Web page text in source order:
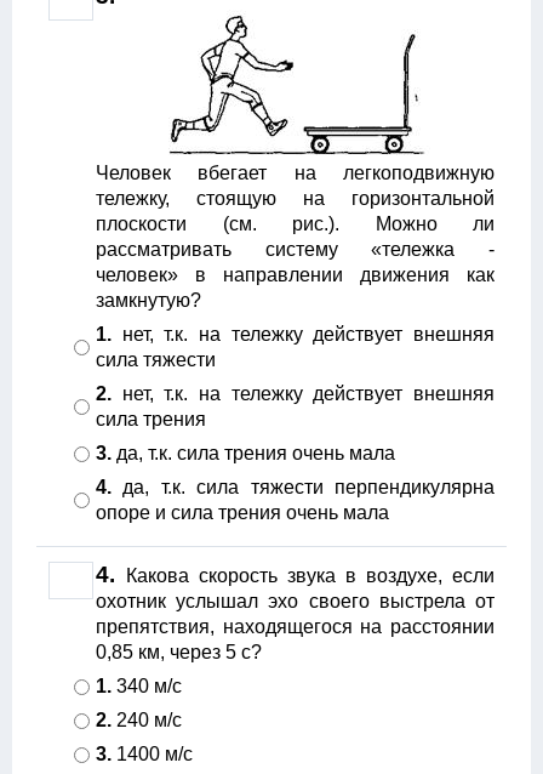
Человек вбегает на легкоподвижную
тележку, стоящую на горизонтальной
плоскости (см. рис.). Можно ли
рассматривать систему «тележка -
человек» в направлении движения как
замкнутую?
1. нет, т.к. на тележку действует внешняя
сила тяжести
2. нет, т.к. на тележку действует внешняя
сила трения
3. да, т.к. сила трения очень мала
4. да, т.к. сила тяжести перпендикулярна
опоре и сила трения очень мала
4.
Какова скорость звука в воздухе, если
охотник услышал эхо своего выстрела от
препятствия, находящегося на расстоянии
0,85 км, через 5 с?
1. 340 м/с
2. 240 м/с
3. 1400 м/с